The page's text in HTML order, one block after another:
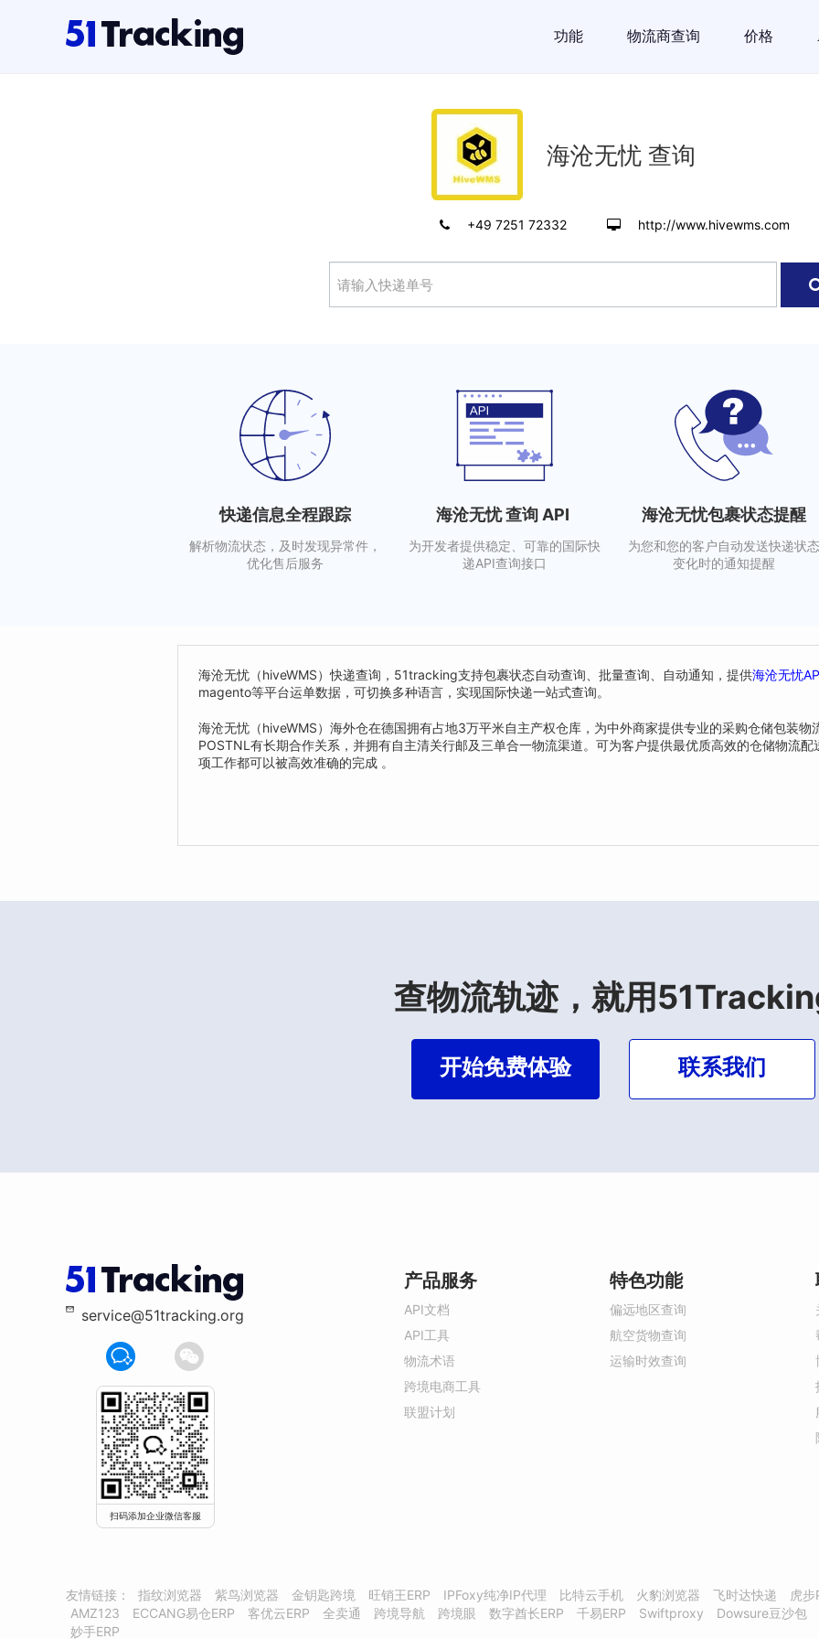
功能 物流商查询 价格
海沧无忧 查询
+49 7251 72332 http://www.hivewms.com
快递信息全程跟踪
解析物流状态，及时发现异常件，
优化售后服务
海沧无忧 查询 API
为开发者提供稳定、可靠的国际快
递API查询接口
海沧无忧包裹状态提醒
为您和您的客户自动发送快递状态
变化时的通知提醒
海沧无忧（hiveWMS）快递查询，51tracking支持包裹状态自动查询、批量查询、自动通知，提供海沧无忧
magento等平台运单数据，可切换多种语言，实现国际快递一站式查询。
海沧无忧（hiveWMS）海外仓在德国拥有占地3万平米自主产权仓库，为中外商家提供专业的采购仓储包装物
POSTNL有长期合作关系，并拥有自主清关行邮及三单合一物流渠道。可为客户提供最优质高效的仓储物流
项工作都可以被高效准确的完成 。
查物流轨迹，就用
开始免费体验 联系我们
service@51tracking.org
扫码添加企业微信客服
产品服务
API文档
API工具
物流术语
跨境电商工具
联盟计划
特色功能
偏远地区查询
航空货物查询
运输时效查询
友情链接： 指纹浏览器 紫鸟浏览器 金钥匙跨境 旺销王ERP IPFoxy纯净IP代理 比特云手机 火豹浏览器 飞时达快递
虎步
AMZ123
ECCANG易仓ERP 客优云ERP 全卖通 跨境导航 跨境眼 数字酋长ERP 千易ERP Swiftproxy
Dowsure豆沙包
妙手ERP